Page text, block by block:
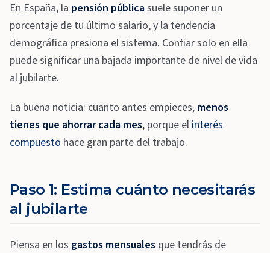
En España, la pensión públicasuele suponer un
porcentaje de tu último salario, y la tendencia
demográfica presiona el sistema. Confiar solo en ella
puede significar una bajada importante de nivel de vida
al jubilarte.
La buena noticia: cuanto antes empieces, menos
tienes que ahorrar cada mes, porque el interés
compuesto hace gran parte del trabajo.
Paso 1: Estima cuánto necesitarás
al jubilarte
Piensa en los gastos mensuales que tendrás de